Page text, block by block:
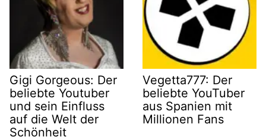
Gigi Gorgeous: Der
beliebte Youtuber
und sein Einfluss
auf die Welt der
Schönheit
Vegetta777: Der
beliebte YouTuber
aus Spanien mit
Millionen Fans